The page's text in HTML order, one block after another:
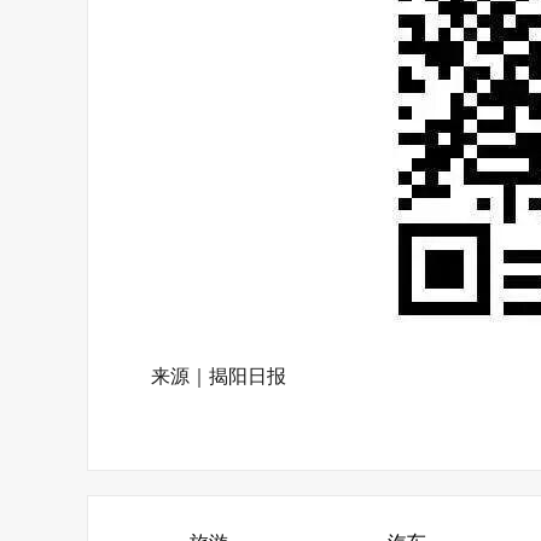
来源｜揭阳日报